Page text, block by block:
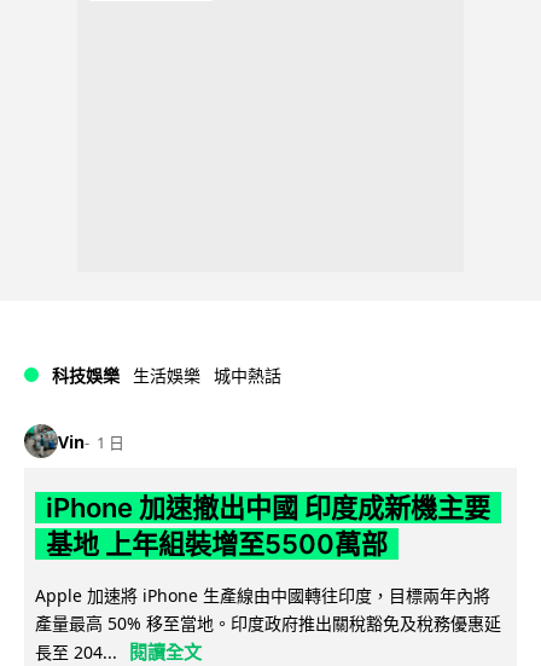
科技娛樂 生活娛樂 城中熱話
Vin 1 日
iPhone 加速撤出中國 印度成新機主要
基地 上年組裝增至5500萬部
Apple 加速將 iPhone 生產線由中國轉往印度，目標兩年內將
產量最高 50% 移至當地。印度政府推出關稅豁免及稅務優惠延
長至 204...
閱讀全文